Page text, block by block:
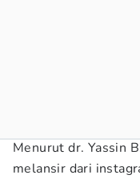
Menurut dr. Yassin
melansir dari